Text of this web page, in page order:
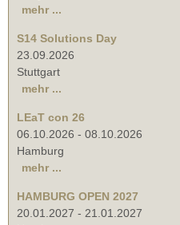
mehr ...
S14 Solutions Day
23.09.2026
Stuttgart
mehr ...
LEaT con 26
06.10.2026 - 08.10.2026
Hamburg
mehr ...
HAMBURG OPEN 2027
20.01.2027 - 21.01.2027